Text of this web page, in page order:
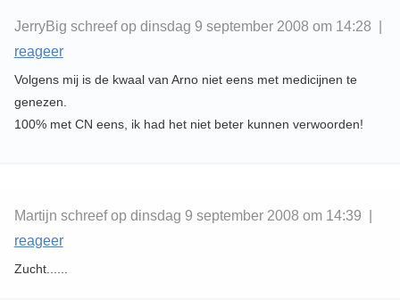
JerryBig schreef op dinsdag 9 september 2008 om 14:28 |
reageer
Volgens mij is de kwaal van Arno niet eens met medicijnen te
genezen.
100% met CN eens, ik had het niet beter kunnen verwoorden!
Martijn schreef op dinsdag 9 september 2008 om 14:39 |
reageer
Zucht......